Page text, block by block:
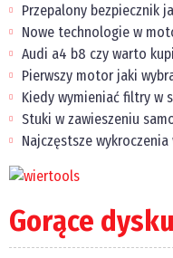
Przepalony bezpiecznik
Nowe technologie w
Audi a4 b8 czy warto
Pierwszy motor jaki
Kiedy wymieniać filtry w
Stuki w zawieszeniu
Najczęstsze
Gorące